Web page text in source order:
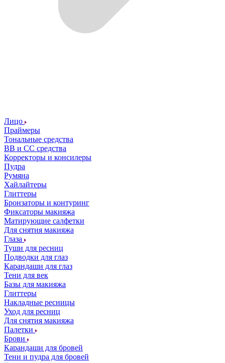
Лицо
Праймеры
Тональные средства
ВВ и СС средства
Корректоры и консилеры
Пудра
Румяна
Хайлайтеры
Глиттеры
Бронзаторы и контуринг
Фиксаторы макияжа
Матирующие салфетки
Для снятия макияжа
Глаза
Туши для ресниц
Подводки для глаз
Карандаши для глаз
Тени для век
Базы для макияжа
Глиттеры
Накладные ресницы
Уход для ресниц
Для снятия макияжа
Палетки
Брови
Карандаши для бровей
Тени и пудра для бровей